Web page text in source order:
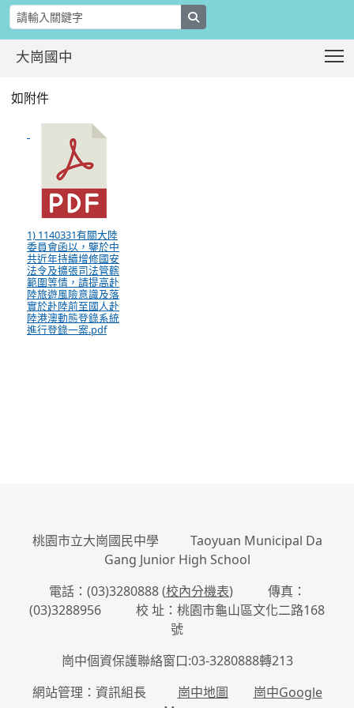
大崗國中
有關大陸委員會函以，鑒於中共近年
如附件
1) 1140331有關大陸
委員會函以，鑒於中
共近年持續增修國安
法令及擴張司法管轄
範圍等情，請提高赴
陸旅遊風險意識及落
實於赴陸前至國人赴
陸港澳動態登錄系統
進行登錄一案.pdf
桃園市立大崗國民中學 Taoyuan Municipal Da
Gang Junior High School
電話：(03)3280888 (校內分機表) 傳真：
(03)3288956 校 址：桃園市龜山區文化二路168
號
崗中個資保護聯絡窗口:03-3280888轉213
網站管理：資訊組長 崗中地圖
崗中Google